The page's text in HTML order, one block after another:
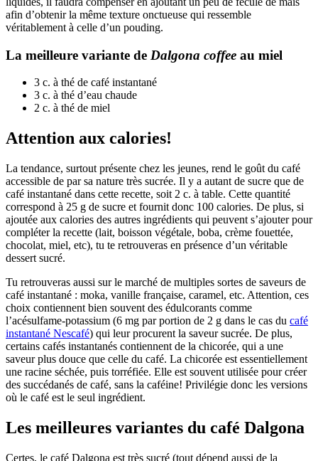
afin d’obtenir la même texture onctueuse qui ressemble
véritablement à celle d’un pouding.
La meilleure variante de Dalgona coffee au miel
3 c. à thé de café instantané
3 c. à thé d’eau chaude
2 c. à thé de miel
Attention aux calories!
La tendance, surtout présente chez les jeunes, rend le goût du café
accessible de par sa nature très sucrée. Il y a autant de sucre que de
café instantané dans cette recette, soit 2 c. à table. Cette quantité
correspond à 25 g de sucre et fournit donc 100 calories. De plus, si
ajoutée aux calories des autres ingrédients qui peuvent s’ajouter pour
compléter la recette (lait, boisson végétale, boba, crème fouettée,
chocolat, miel, etc), tu te retrouveras en présence d’un véritable
dessert sucré.
Tu retrouveras aussi sur le marché de multiples sortes de saveurs de
café instantané : moka, vanille française, caramel, etc. Attention, ces
choix contiennent bien souvent des édulcorants comme
l’acésulfame-potassium (6 mg par portion de 2 g dans le cas du café
instantané Nescafé) qui leur procurent la saveur sucrée. De plus,
certains cafés instantanés contiennent de la chicorée, qui a une
saveur plus douce que celle du café. La chicorée est essentiellement
une racine séchée, puis torréfiée. Elle est souvent utilisée pour créer
des succédanés de café, sans la caféine! Privilégie donc les versions
où le café est le seul ingrédient.
Les meilleures variantes du café Dalgona
Certes, le café Dalgona est très sucré (tout dépend aussi de la